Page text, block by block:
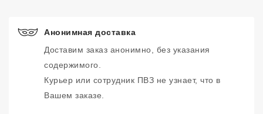
Анонимная доставка
Доставим заказ анонимно, без указания
содержимого.
Курьер или сотрудник ПВЗ не узнает, что в
Вашем заказе.